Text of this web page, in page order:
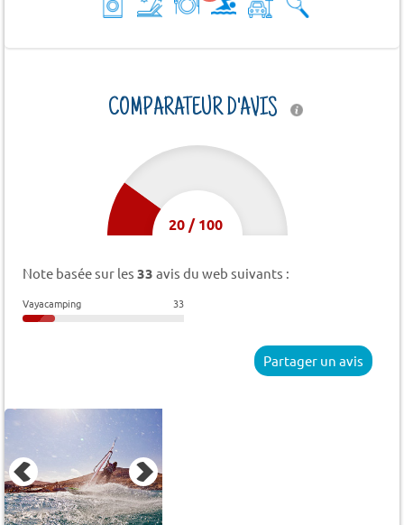
COMPARATEUR D'AVIS
20/100
Note basée sur les 33 avis du web suivants :
Vayacamping 33
Partager un avis